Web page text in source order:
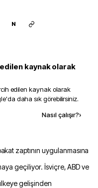
N
kaynak olarak
edilen kaynak olarak
daha sık görebilirsiniz.
Nasıl çalışır?›
geçiliyor. İsviçre, ABD ve
gelişinden